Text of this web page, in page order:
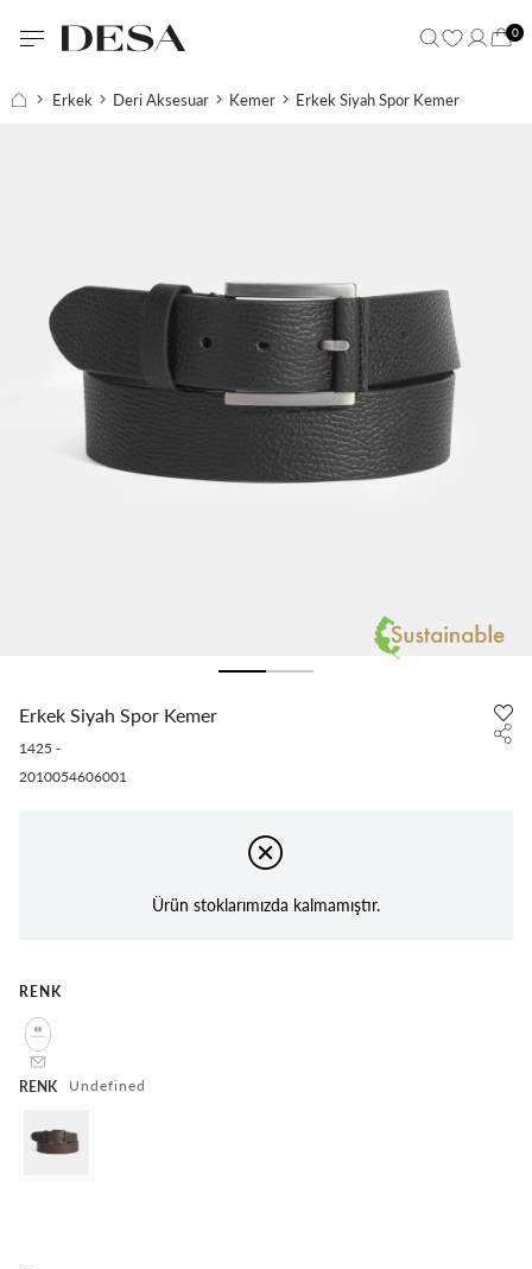
0
Erkek Deri Aksesuar Kemer Erkek Siyah Spor Kemer
Erkek Siyah Spor Kemer
1425 -
2010054606001
Ürün stoklarımızda kalmamıştır.
RENK
RENK undefined